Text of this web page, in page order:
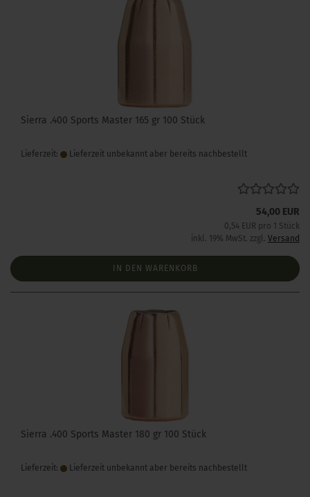
Sierra .400 Sports Master 165 gr 100 Stück
Lieferzeit: Lieferzeit unbekannt aber bereits nachbestellt
54,00 EUR
0,54 EUR pro 1 Stück
inkl. 19% MwSt. zzgl. Versand
IN DEN WARENKORB
Sierra .400 Sports Master 180 gr 100 Stück
Lieferzeit: Lieferzeit unbekannt aber bereits nachbestellt